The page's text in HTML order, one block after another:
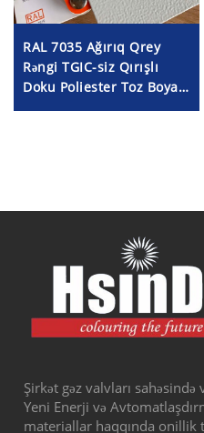
RAL 7035 Ağırıq Qrey
Rəngi TGIC-siz Qırışlı
Doku Poliester Toz Boyası
Şirkət gəz valvları
Yeni Enerji və
materiallar haqqında onillik